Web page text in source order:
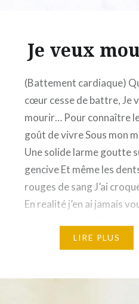
Je veux
(Battement cardiaque)
cœur cesse de battre, Je
mourir… Pour connaître
goût de vivre Sous mon
Une solide larme goutte
gencive Et même les
rouges de sang J’ai
En realité j’en ai jamais
pomme le bonheur…
LIRE PLUS